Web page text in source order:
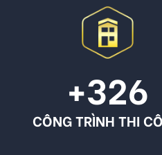
+326
CÔNG TRÌNH THI